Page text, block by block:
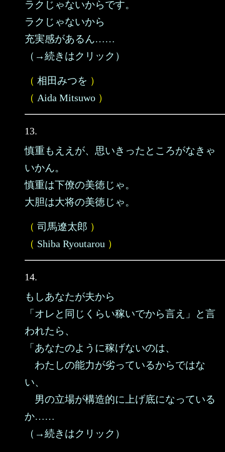
ラクじゃないからです。
ラクじゃないから
充実感があるん……
（→続きはクリック）
（ 相田みつを ）
（ Aida Mitsuwo ）
13.
慎重もええが、思いきったところがなきゃ
いかん。
慎重は下僚の美徳じゃ。
大胆は大将の美徳じゃ。
（ 司馬遼太郎 ）
（ Shiba Ryoutarou ）
14.
もしあなたが夫から
「オレと同じくらい稼いでから言え」と言
われたら、
「あなたのように稼げないのは、
わたしの能力が劣っているからではな
い、
男の立場が構造的に上げ底になっている
か……
（→続きはクリック）